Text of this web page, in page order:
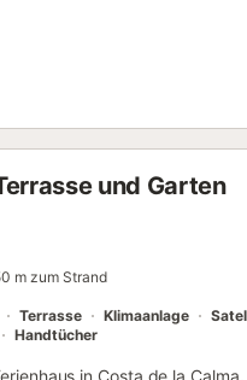
226 qm finden Sie auf
wurde mit modernster
ohne Chemikalien durch
und vollständig
mit gemütlicher
besonders
und Garten
m zum Strand
Terrasse Klimaanlage
Handtücher
in Costa de la